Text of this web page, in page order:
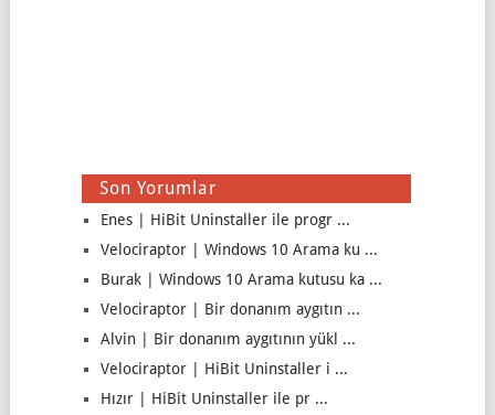
Son Yorumlar
Enes | HiBit Uninstaller ile progr ...
Velociraptor | Windows 10 Arama ku ...
Burak | Windows 10 Arama kutusu ka ...
Velociraptor | Bir donanım aygıtın ...
Alvin | Bir donanım aygıtının yükl ...
Velociraptor | HiBit Uninstaller i ...
Hızır | HiBit Uninstaller ile pr ...